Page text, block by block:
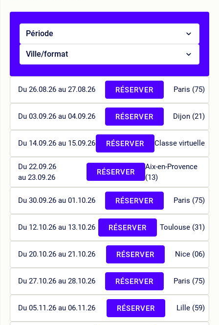
Période
Ville/format
Du 26.08.26 au 27.08.26 Paris (75)
RÉSERVER
Du 03.09.26 au 04.09.26 Dijon (21)
RÉSERVER
Du 14.09.26 au 15.09.26 Classe virtuelle
RÉSERVER
Du 22.09.26
au 23.09.26
Aix-en-Provence
(13)
RÉSERVER
Du 30.09.26 au 01.10.26 Paris (75)
RÉSERVER
Du 12.10.26 au 13.10.26 Toulouse (31)
RÉSERVER
Du 20.10.26 au 21.10.26 Nice (06)
RÉSERVER
Du 27.10.26 au 28.10.26 Paris (75)
RÉSERVER
Du 05.11.26 au 06.11.26 Lille (59)
RÉSERVER